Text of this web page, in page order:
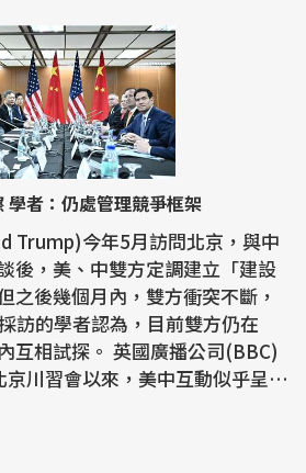
學者：仍處管理競爭框架
Trump)今年5月訪問北京，與中
後，美、中雙方定調建立「建設
之後幾個月內，雙方衝突不斷，
訪的學者認為，目前雙方仍在
英國廣播公司(BBC)
川習會以來，美中互動似乎呈現